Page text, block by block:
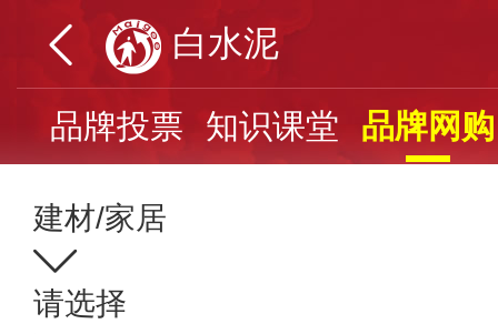
白水泥
品牌投票 知识课堂 品牌网购
建材/家居
请选择